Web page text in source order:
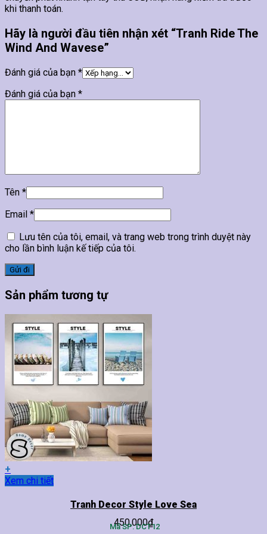
khi thanh toán.
Hãy là người đầu tiên nhận xét “Tranh Ride The
Wind And Wavese”
Đánh giá của bạn *
Đánh giá của bạn *
Tên *
Email *
Lưu tên của tôi, email, và trang web trong trình duyệt này
cho lần bình luận kế tiếp của tôi.
Sản phẩm tương tự
+
Sản
Xem chi tiết
Tranh Decor Style Love Sea
450,000₫
Mã SP: DCT12